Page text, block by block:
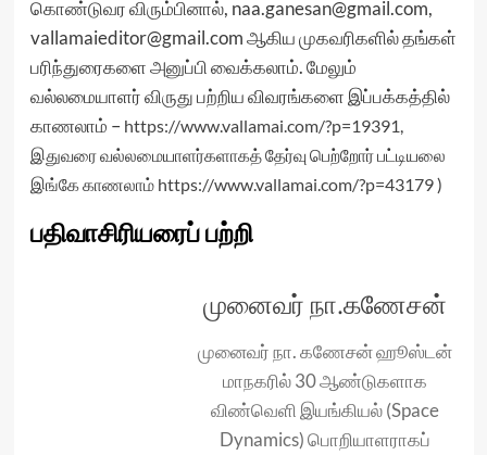
கொண்டுவர விரும்பினால், naa.ganesan@gmail.com,
vallamaieditor@gmail.com ஆகிய முகவரிகளில் தங்கள்
பரிந்துரைகளை அனுப்பி வைக்கலாம். மேலும்
வல்லமையாளர் விருது பற்றிய விவரங்களை இப்பக்கத்தில்
காணலாம் – https://www.vallamai.com/?p=19391
இதுவரை வல்லமையாளர்களாகத் தேர்வு பெற்றோர் பட்டியலை
இங்கே காணலாம் https://www.vallamai.com/?p=43179)
பதிவாசிரியரைப் பற்றி
முனைவர் நா.கணேசன்
முனைவர் நா. கணேசன் ஹூஸ்டன்
மாநகரில் 30 ஆண்டுகளாக
விண்வெளி இயங்கியல் (Space
Dynamics) பொறியாளராகப்